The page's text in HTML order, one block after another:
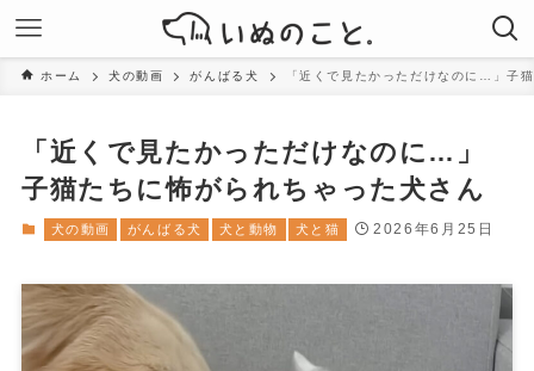
ホーム 犬の動画 がんばる犬 「近くで見たかっただけなのに…」子
「近くで見たかっただけなのに…」
子猫たちに怖がられちゃった犬さん
犬の動画 がんばる犬 犬と動物 犬と猫 2026年6月25日